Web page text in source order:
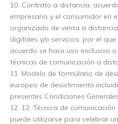
10. Contrato a distancia:
empresario y el consumidor en
organizado de venta a
digitales y/o servicios, por el
acuerdo se hace uso exclusivo
técnicas de comunicación a
11. Modelo de formulario de
europeo de desistimiento
presentes Condiciones
12. 12. Técnica de
puede utilizarse para celebrar